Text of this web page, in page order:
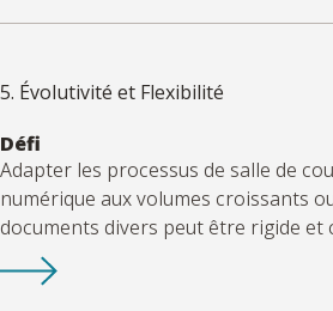
5. Évolutivité et Flexibilité
Défi
Adapter les processus de salle de
numérique aux volumes croissants
documents divers peut être rigide et